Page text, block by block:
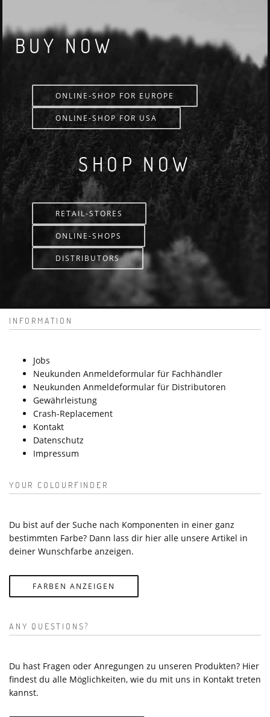
BUY NOW
ONLINE-SHOP FOR EUROPE
ONLINE-SHOP FOR USA
SHOP NOW
RETAIL-STORES
ONLINE-SHOPS
DISTRIBUTORS
INFORMATION
Jobs
Neukunden Anmeldeformular für Fachhändler
Neukunden Anmeldeformular für Distributoren
Gewährleistung
Crash-Replacement
Kontakt
Datenschutz
Impressum
YOUR COLOURFINDER
Du bist auf der Suche nach Komponenten in einer ganz
bestimmten Farbe? Dann lass dir hier alle unsere Artikel in
deiner Wunschfarbe anzeigen.
FARBEN ANZEIGEN
ANY QUESTIONS?
Du hast Fragen oder Anregungen zu unseren Produkten? Hier
findest du alle Möglichkeiten, wie du mit uns in Kontakt treten
kannst.